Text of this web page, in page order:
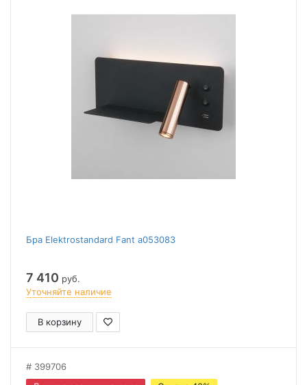
Бра Elektrostandard Fant a053083
7 410 руб.
Уточняйте наличие
В корзину
399706